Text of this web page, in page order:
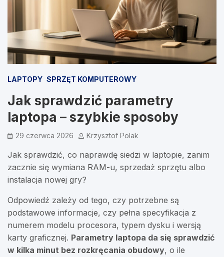
LAPTOPY SPRZĘT KOMPUTEROWY
Jak sprawdzić parametry
laptopa – szybkie sposoby
29 czerwca 2026 Krzysztof Polak
Jak sprawdzić, co naprawdę siedzi w laptopie, zanim
zacznie się wymiana RAM-u, sprzedaż sprzętu albo
instalacja nowej gry?
Odpowiedź zależy od tego, czy potrzebne są
podstawowe informacje, czy pełna specyfikacja z
numerem modelu procesora, typem dysku i wersją
karty graficznej. Parametry laptopa da się sprawdzić
w kilka minut bez rozkręcania obudowy, o ile